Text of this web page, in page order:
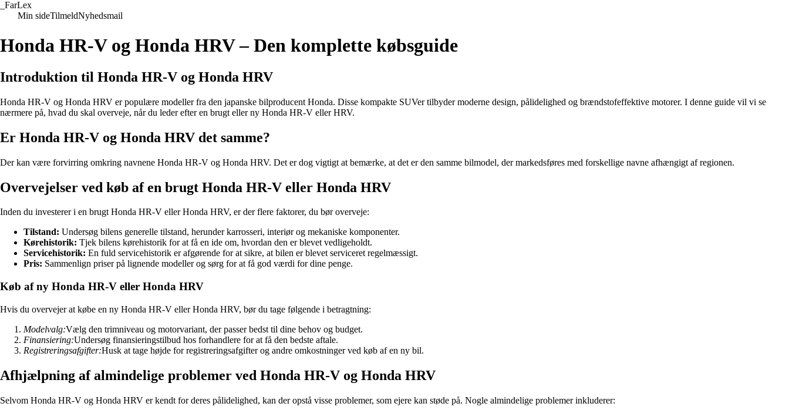
FarLex
Min sideTilmeldNyhedsmail
Honda HR-V og Honda HRV – Den komplette købsguide
Introduktion til Honda HR-V og Honda HRV
Honda HR-V og Honda HRV er populære modeller fra den japanske bilproducent Honda. Disse kompakte SUVer tilbyder moderne design, pålidelighed og brændstofeffektive motorer. I denne guide vil vi se
nærmere på, hvad du skal overveje, når du leder efter en brugt eller ny Honda HR-V eller HRV.
Er Honda HR-V og Honda HRV det samme?
Der kan være forvirring omkring navnene Honda HR-V og Honda HRV. Det er dog vigtigt at bemærke, at det er den samme bilmodel, der markedsføres med forskellige navne afhængigt af regionen.
Overvejelser ved køb af en brugt Honda HR-V eller Honda HRV
Inden du investerer i en brugt Honda HR-V eller Honda HRV, er der flere faktorer, du bør overveje:
Tilstand: Undersøg bilens generelle tilstand, herunder karrosseri, interiør og mekaniske komponenter.
Kørehistorik: Tjek bilens kørehistorik for at få en ide om, hvordan den er blevet vedligeholdt.
Servicehistorik: En fuld servicehistorik er afgørende for at sikre, at bilen er blevet serviceret regelmæssigt.
Pris: Sammenlign priser på lignende modeller og sørg for at få god værdi for dine penge.
Køb af ny Honda HR-V eller Honda HRV
Hvis du overvejer at købe en ny Honda HR-V eller Honda HRV, bør du tage følgende i betragtning:
Modelvalg:Vælg den trimniveau og motorvariant, der passer bedst til dine behov og budget.
Finansiering:Undersøg finansieringstilbud hos forhandlere for at få den bedste aftale.
Registreringsafgifter:Husk at tage højde for registreringsafgifter og andre omkostninger ved køb af en ny bil.
Afhjælpning af almindelige problemer ved Honda HR-V og Honda HRV
Selvom Honda HR-V og Honda HRV er kendt for deres pålidelighed, kan der opstå visse problemer, som ejere kan støde på. Nogle almindelige problemer inkluderer: